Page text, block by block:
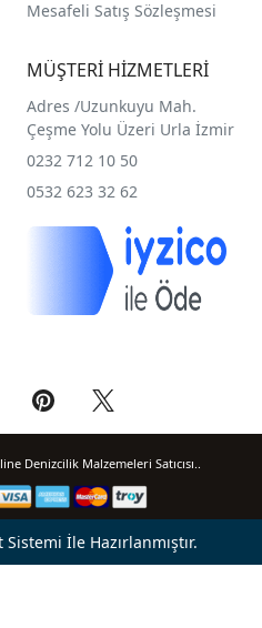
Mesafeli Satış Sözleşmesi
MÜŞTERİ HİZMETLERİ
Adres /Uzunkuyu Mah.
Çeşme Yolu Üzeri Urla İzmir
0232 712 10 50
0532 623 32 62
Denizcilik Malzemeleri Satıcısı..
Sistemi İle Hazırlanmıştır.